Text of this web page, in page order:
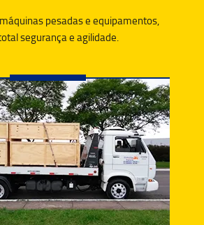
pesadas e equipamentos,
segurança e agilidade.